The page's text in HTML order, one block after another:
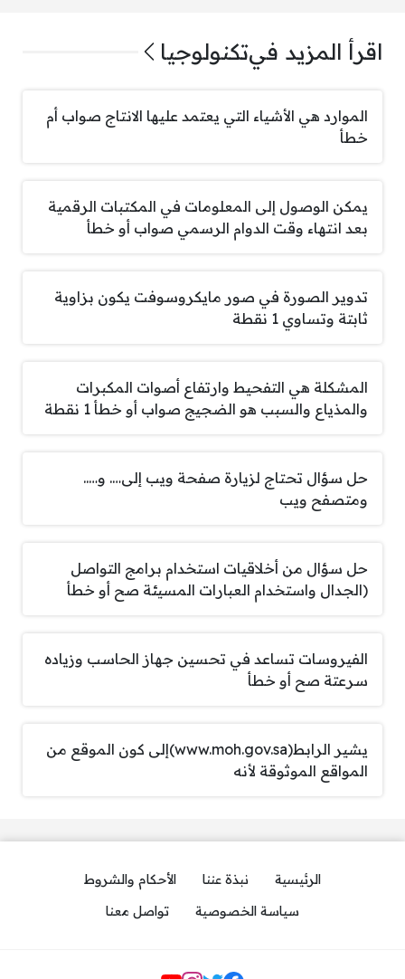
اقرأ المزيد فيتكنولوجيا
الموارد هي الأشياء التي يعتمد عليها الانتاج صواب أم
خطأ
يمكن الوصول إلى المعلومات في المكتبات الرقمية
بعد انتهاء وقت الدوام الرسمي صواب أو خطأ
تدوير الصورة في صور مايكروسوفت يكون بزاوية
ثابتة وتساوي 1 نقطة
المشكلة هي التفحيط وارتفاع أصوات المكبرات
والمذياع والسبب هو الضجيج صواب أو خطأ 1 نقطة
حل سؤال تحتاج لزيارة صفحة ويب إلى…. و…..
ومتصفح ويب
حل سؤال من أخلاقيات استخدام برامج التواصل
(الجدال واستخدام العبارات المسيئة صح أو خطأ
الفيروسات تساعد في تحسين جهاز الحاسب وزياده
سرعتة صح أو خطأ
يشير الرابط(www.moh.gov.sa)إلى كون الموقع من
المواقع الموثوقة لأنه
الرئيسية نبذة عننا
الأحكام والشروط
سياسة الخصوصية
تواصل معنا